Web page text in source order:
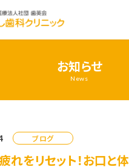
お知らせ
News
ブログ
れをリセット！お口と